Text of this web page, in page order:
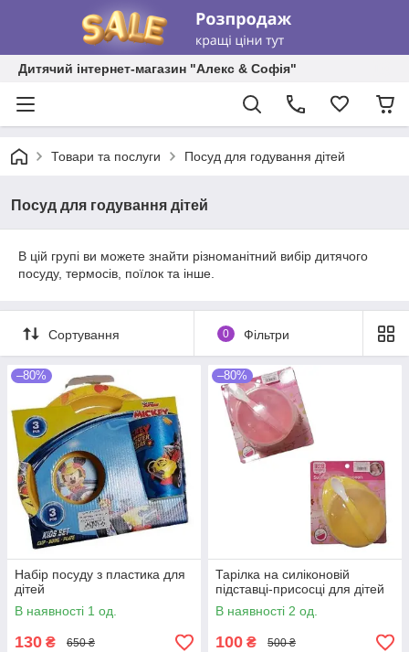
Дитячий інтернет-магазин "Алекс & Софія"
Товари та послуги Посуд для годування дітей
Посуд для годування дітей
В цій групі ви можете знайти різноманітний вибір дитячого
посуду, термосів, поїлок та інше.
Сортування 0 Фільтри
–80%
Набір посуду з пластика для
дітей
В наявності 1 од.
130 ₴ 650 ₴
–80%
Тарілка на силіконовій
підставці-присосці для дітей
В наявності 2 од.
100 ₴ 500 ₴